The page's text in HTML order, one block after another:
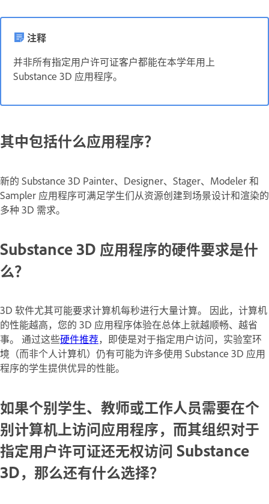
注释
并非所有指定用户许可证客户都能在本学年用上
Substance 3D 应用程序。
其中包括什么应用程序？
新的 Substance 3D Painter、Designer、Stager、Modeler 和
Sampler 应用程序可满足学生们从资源创建到场景设计和渲染的
多种 3D 需求。
Substance 3D 应用程序的硬件要求是什
么？
3D 软件尤其可能要求计算机每秒进行大量计算。 因此，计算机
的性能越高，您的 3D 应用程序体验在总体上就越顺畅、越省
事。 通过这些硬件推荐，即使是对于指定用户访问，实验室环
境（而非个人计算机）仍有可能为许多使用 Substance 3D 应用
程序的学生提供优异的性能。
如果个别学生、教师或工作人员需要在个
别计算机上访问应用程序，而其组织对于
指定用户许可证还无权访问 Substance
3D，那么还有什么选择？